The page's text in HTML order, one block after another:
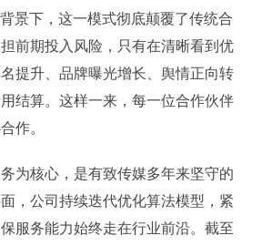
背景下，这一模式彻底颠覆了传统合
前期投入风险，只有在清晰看到优
提升、品牌曝光增长、舆情正向转
结算。这样一来，每一位合作伙伴
作。
为核心，是有致传媒多年来坚守的
，公司持续迭代优化算法模型，紧
服务能力始终走在行业前沿。截至